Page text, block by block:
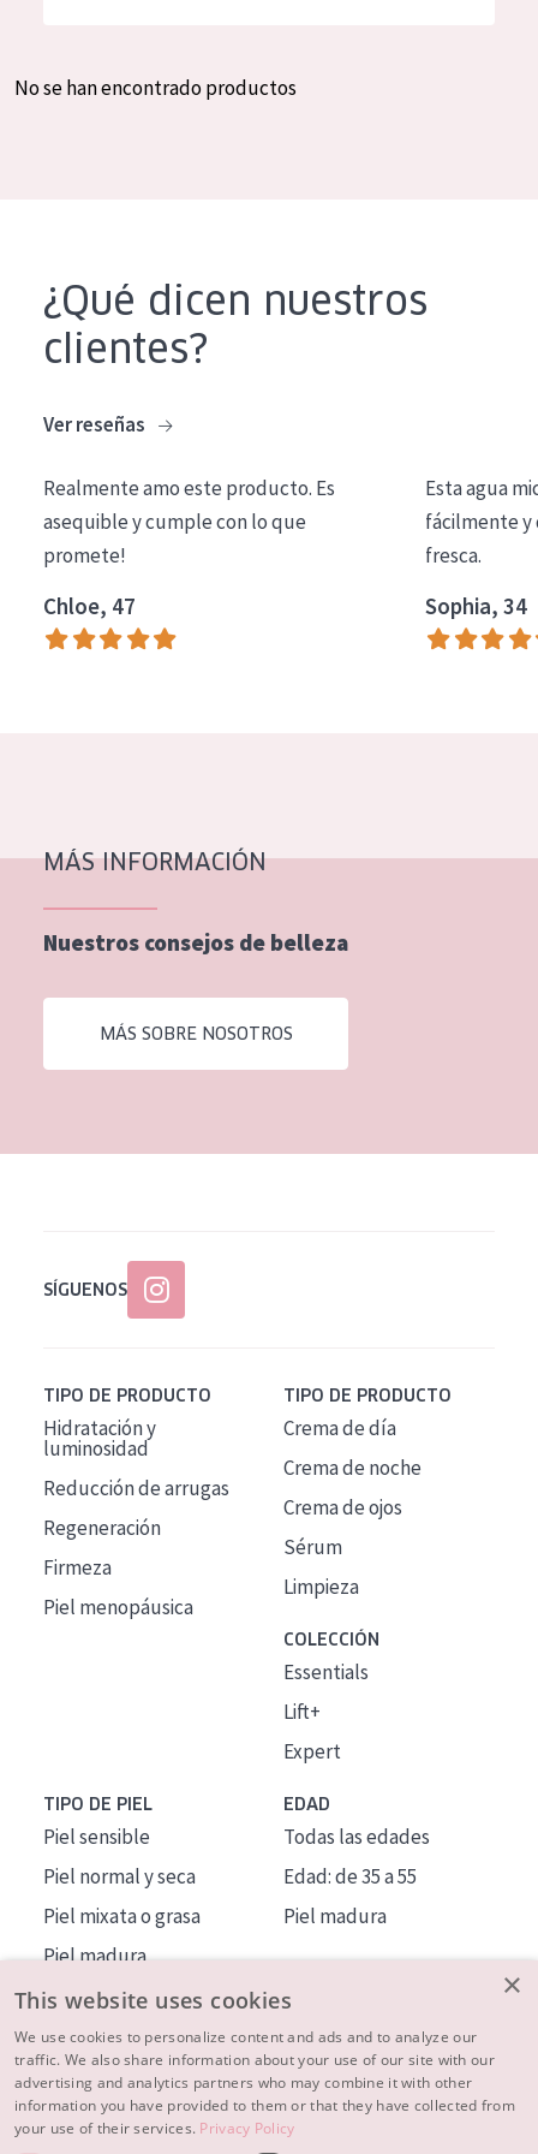
Crema de día
Crema de noche
Limpieza
COLECCIÓN
Essentials
Lift+
Piel normal y seca
Piel mixata o grasa
Piel madura
Piel expuesta al sol
Piel menopáusica
Todas las edades
Spanish
No se han encontrado productos
¿Qué dicen nuestros
clientes?
Ver reseñas
Realmente amo este producto. Es
asequible y cumple con lo que
promete!
Chloe, 47
Esta agua
fácilmente y
fresca.
Sophia, 34
MÁS INFORMACIÓN
Nuestros consejos de belleza
MÁS SOBRE NOSOTROS
SÍGUENOS
TIPO DE PRODUCTO
Hidratación y
luminosidad
Reducción de arrugas
Regeneración
Firmeza
Piel menopáusica
TIPO DE PRODUCTO
Crema de día
Crema de noche
Crema de ojos
Sérum
Limpieza
COLECCIÓN
Essentials
Lift+
Expert
TIPO DE PIEL
Piel sensible
Piel normal y seca
Piel mixata o grasa
Piel madura
Piel expuesta al sol
Piel menopáusica
EDAD
Todas las edades
Edad: de 35 a 55
Piel madura
MÁS SOBRE NOSOTROS
INSPIRACIÓN
×
This website uses cookies
We use cookies to personalize content and ads and to analyze our
traffic. We also share information about your use of our site with our
advertising and analytics partners who may combine it with other
information you have provided to them or that they have collected from
your use of their services. Privacy Policy